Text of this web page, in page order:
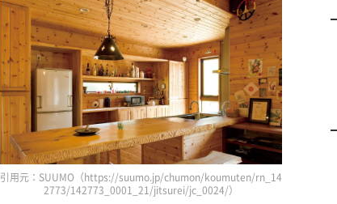
引用元：SUUMO（https://suumo.jp/chumon/koumuten/rn_14
2773/142773_0001_21/jitsurei/jc_0024/）